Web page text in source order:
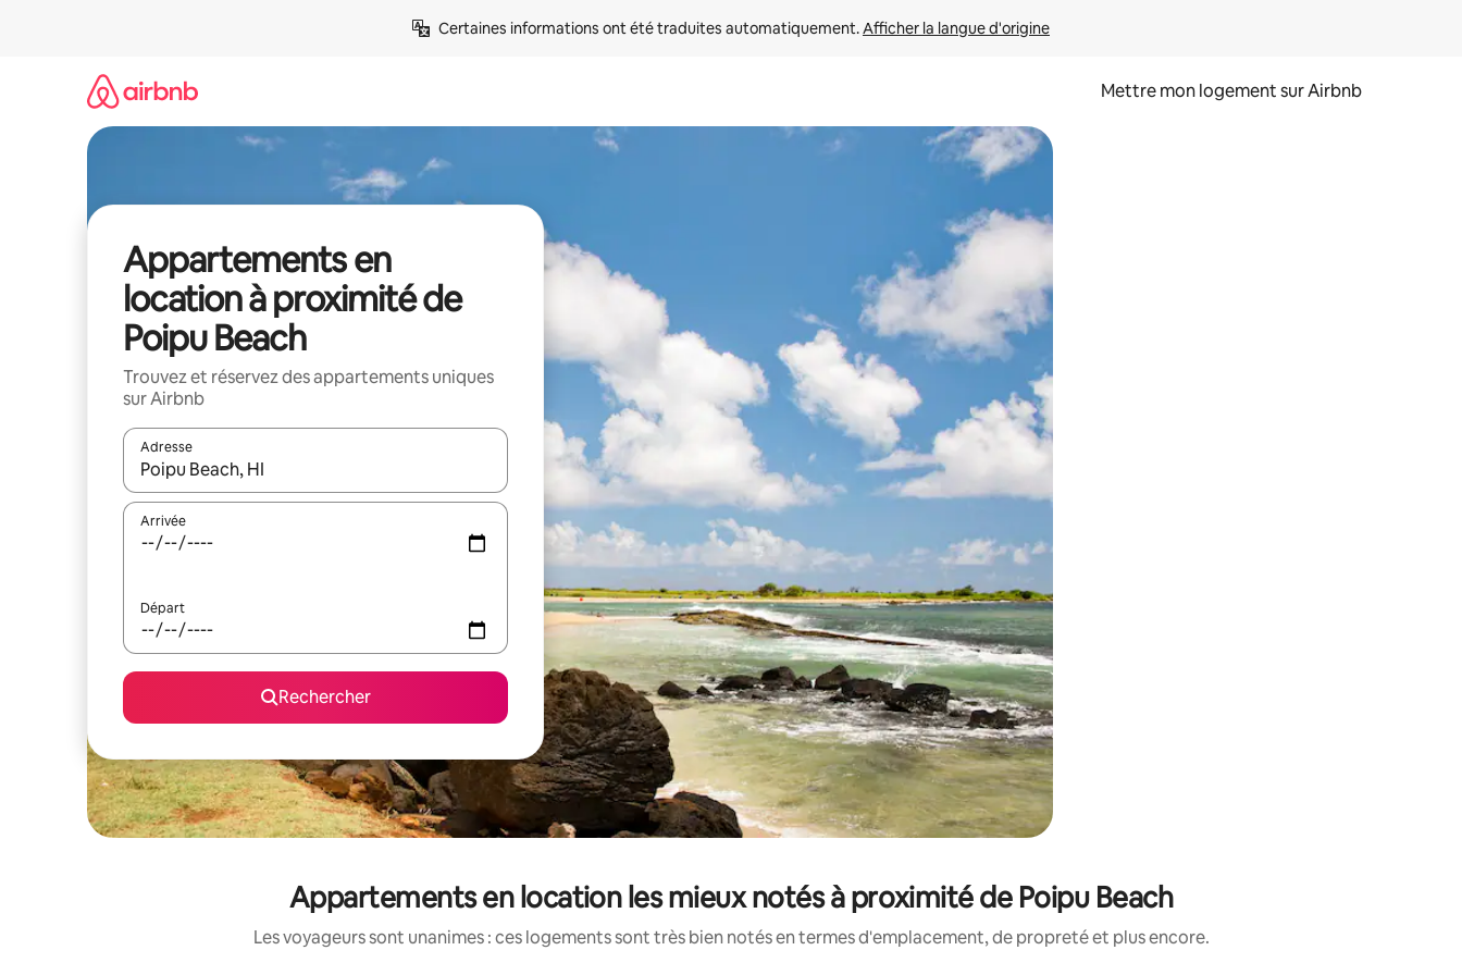
Certaines informations ont été traduites automatiquement. Afficher la langue d'origine
Mettre mon logement sur Airbnb
Appartements en
location à proximité de
Poipu Beach
Trouvez et réservez des appartements uniques
sur Airbnb
Adresse
Lorsque les résultats s'affichent, utilisez les flèches vers le haut et vers le bas pour les parcourir ou en appuyant et en faisant glisser.
Arrivée
Départ
Rechercher
Appartements en location les mieux notés à proximité de Poipu Beach
Les voyageurs sont unanimes : ces logements sont très bien notés en termes d'emplacement, de propreté et plus encore.